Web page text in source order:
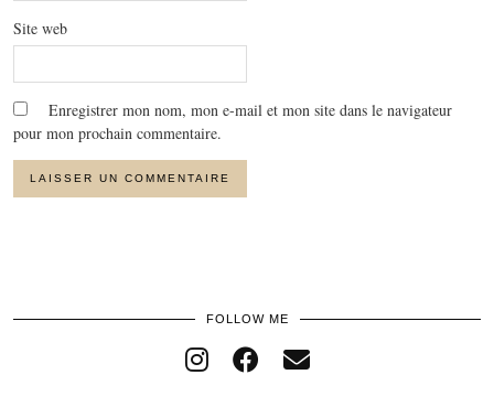
Site web
Enregistrer mon nom, mon e-mail et mon site dans le navigateur
pour mon prochain commentaire.
FOLLOW ME